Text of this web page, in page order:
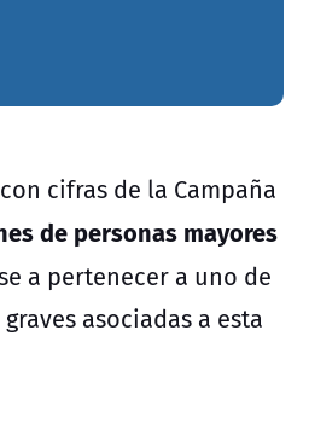
cifras de la Campaña
de personas mayores
a pertenecer a uno de
asociadas a esta